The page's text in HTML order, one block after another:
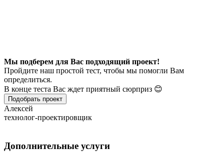
Мы подберем для Вас подходящий проект!
Пройдите наш простой тест, чтобы мы помогли Вам
определиться.
В конце теста Вас ждет приятный сюрприз 😊
Подобрать проект
Алексей
технолог-проектировщик
Дополнительные услуги